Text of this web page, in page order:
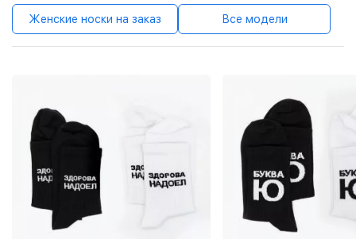
Женские носки на заказ Все модели